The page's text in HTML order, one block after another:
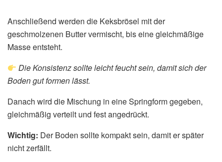
Anschließend werden die Keksbrösel mit der
geschmolzenen Butter vermischt, bis eine gleichmäßige
Masse entsteht.
Die Konsistenz sollte leicht feucht sein, damit sich der
Boden gut formen lässt.
Danach wird die Mischung in eine Springform gegeben,
gleichmäßig verteilt und fest angedrückt.
Wichtig: Der Boden sollte kompakt sein, damit er später
nicht zerfällt.